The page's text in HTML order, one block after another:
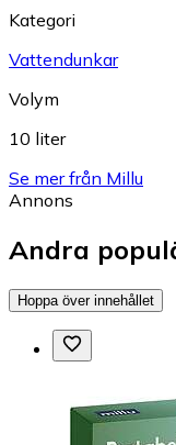
Kategori
Vattendunkar
Volym
10 liter
Se mer från Millu
Annons
Andra
Hoppa över innehållet